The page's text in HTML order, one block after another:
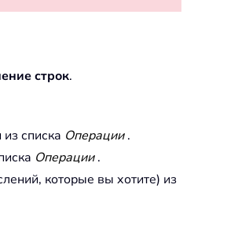
строк.
из списка Операции .
Операции .
которые вы хотите) из